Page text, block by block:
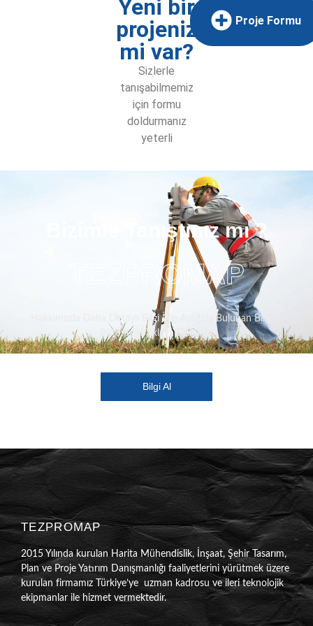
Yeni bir
projeniz
mi var?
Sizlerle
tanışabilmemiz
için formu
doldurmanız
yeterli
Proje Formu
Bizimle Tanıştınız mı ?
TEZPROMAP
Hakkımızda Daha Detaylı Bilgi İçin Aşağıda Bulunan Bilgi Al
Butonuna Tıklaya Bilirsiniz.
Bilgi Al
TEZPROMAP
2015 Yılında kurulan Harita Mühendislik, İnşaat, Şehir Tasarım,
Plan ve Proje Yatırım Danışmanlığı faaliyetlerini yürütmek üzere
kurulan firmamız Türkiye’ye uzman kadrosu ve ileri teknolojik
ekipmanlar ile hizmet vermektedir.